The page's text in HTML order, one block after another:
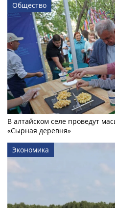
Общество
В алтайском селе проведут
«Сырная деревня»
Экономика